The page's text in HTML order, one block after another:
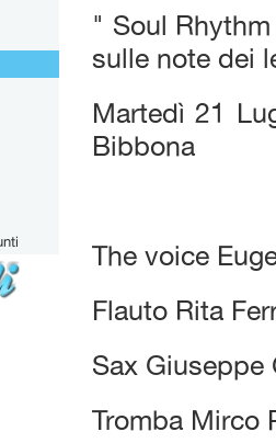
" Soul
sulle note dei
Martedì 21
Bibbona
The voice
Flauto Rita
Sax Giuseppe
Tromba Mirco